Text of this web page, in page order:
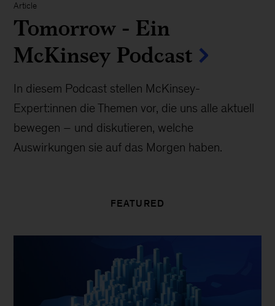
Article
Tomorrow - Ein
McKinsey Podcast
In diesem Podcast stellen McKinsey-
Expert:innen die Themen vor, die uns alle aktuell
bewegen – und diskutieren, welche
Auswirkungen sie auf das Morgen haben.
FEATURED